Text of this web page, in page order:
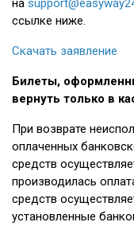
на
ссылке ниже.
Скачать заявление
Билеты,
вернуть только в
При возврате
оплаченных
средств
производилась
средств
установленные